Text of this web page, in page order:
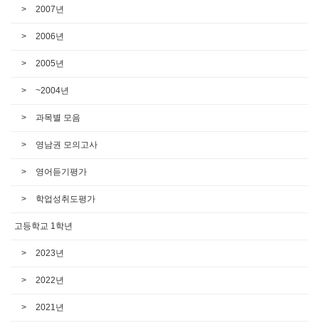
2007년
2006년
2005년
~2004년
과목별 모음
영남권 모의고사
영어듣기평가
학업성취도평가
고등학교 1학년
2023년
2022년
2021년